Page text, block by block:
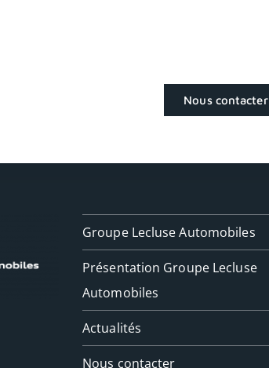
Nous contacter
Groupe Lecluse Automobiles
Présentation Groupe Lecluse
Automobiles
Actualités
Nous contacter